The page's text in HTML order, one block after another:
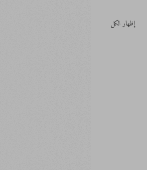
إظهار الكل